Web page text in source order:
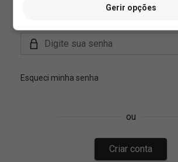
Gerir opções